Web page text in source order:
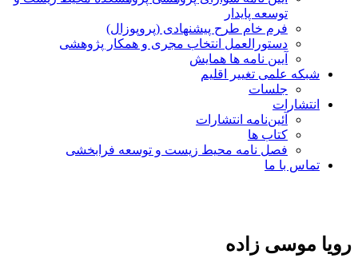
توسعه پایدار
فرم خام طرح پیشنهادی (پروپوزال)
دستورالعمل انتخاب مجری و همکار پژوهشی
آیین نامه ها همایش
شبکه علمی تغییر اقلیم
جلسات
انتشارات
آئین‌نامه انتشارات
کتاب ها
فصل نامه محیط زیست و توسعه فرابخشی
تماس با ما
رویا موسی زاده